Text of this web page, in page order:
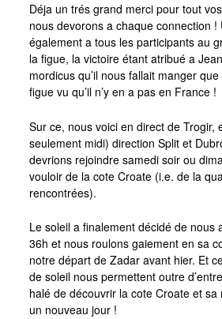
Le gout des autres
Photos et video
Photos Argentine
Photos Bulgarie
Photos Turquie
Photos Thailande
photos Cambodge
Photos Vietnam
Photos Chine
Photos Hong Kong
Déja un trés grand merci pour tout
nous devorons a chaque connection !
également a tous les participants au
la figue, la victoire étant atribué a
mordicus qu’il nous fallait manger
figue vu qu’il n’y en a pas en France !
Sur ce, nous voici en direct de Trogir,
seulement midi) direction Split et
devrions rejoindre samedi soir ou
vouloir de la cote Croate (i.e. de la
rencontrées).
Le soleil a finalement décidé de nous
36h et nous roulons gaiement en sa
notre départ de Zadar avant hier. Et
de soleil nous permettent outre
halé de découvrir la cote Croate et
un nouveau jour !